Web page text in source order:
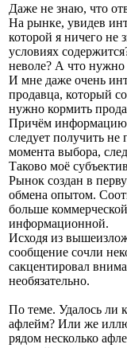
Даже не знаю, что
На рынке, увидев
которой я ничего
условиях
неволе? А что нужно
И мне даже очень
продавца, который
нужно кормить
Причём информацию
следует получить
момента выбора,
Таково моё
Рынок создан в
обмена опытом.
больше
информационной.
Исходя из
сообщение сочли
сакцентировал
необязательно.
По теме. Удалось ли
афлейм? Или же
рядом несколько